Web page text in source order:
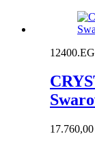
12400.EG
17.760,00